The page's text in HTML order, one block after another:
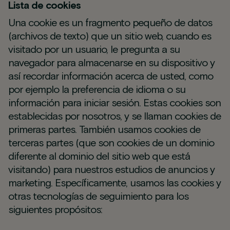
Lista de cookies
Una cookie es un fragmento pequeño de datos
(archivos de texto) que un sitio web, cuando es
visitado por un usuario, le pregunta a su
navegador para almacenarse en su dispositivo y
así recordar información acerca de usted, como
por ejemplo la preferencia de idioma o su
información para iniciar sesión. Estas cookies son
establecidas por nosotros, y se llaman cookies de
primeras partes. También usamos cookies de
terceras partes (que son cookies de un dominio
diferente al dominio del sitio web que está
visitando) para nuestros estudios de anuncios y
marketing. Específicamente, usamos las cookies y
otras tecnologías de seguimiento para los
siguientes propósitos: